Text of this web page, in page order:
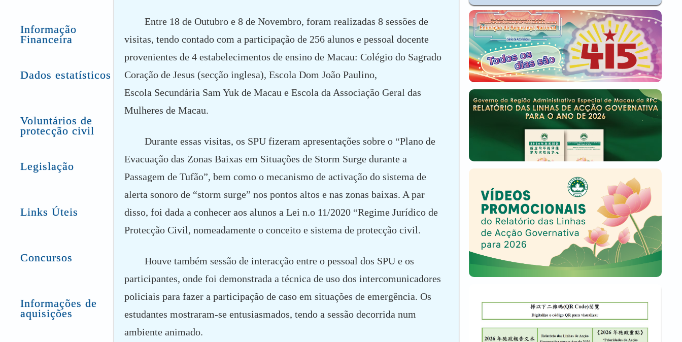
Informação
Financeira
Dados estatísticos
Voluntários de
protecção civil
Legislação
Links Úteis
Concursos
Informações de
aquisições
Entre 18 de Outubro e 8 de Novembro, foram realizadas 8 sessões de
visitas, tendo contado com a participação de 256 alunos e pessoal docente
provenientes de 4 estabelecimentos de ensino de Macau: Colégio do Sagrado
Coração de Jesus (secção inglesa), Escola Dom João Paulino,
Escola Secundária Sam Yuk de Macau e Escola da Associação Geral das
Mulheres de Macau.
Durante essas visitas, os SPU fizeram apresentações sobre o “Plano de
Evacuação das Zonas Baixas em Situações de Storm Surge durante a
Passagem de Tufão”, bem como o mecanismo de activação do sistema de
alerta sonoro de “storm surge” nos pontos altos e nas zonas baixas. A par
disso, foi dada a conhecer aos alunos a Lei n.o 11/2020 “Regime Jurídico de
Protecção Civil, nomeadamente o conceito e sistema de protecção civil.
Houve também sessão de interacção entre o pessoal dos SPU e os
participantes, onde foi demonstrada a técnica de uso dos intercomunicadores
policiais para fazer a participação de caso em situações de emergência. Os
estudantes mostraram-se entusiasmados, tendo a sessão decorrida num
ambiente animado.